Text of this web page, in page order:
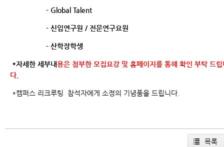
- Global Talent
- 신입연구원 / 전문연구요원
- 산학장학생
*자세한 세부내용은 첨부한 모집요강 및 홈페이지를 통해 확인 부탁 드립
다.
*캠퍼스 리크루팅 참석자에게 소정의 기념품을 드립니다.
목록